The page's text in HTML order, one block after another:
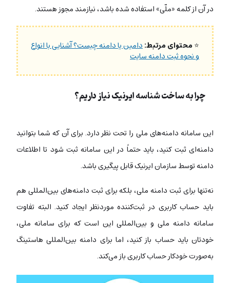
در آن از کلمه «ملّی» استفاده شده باشد، نیازمند مجوز هستند.
⭐محتوای مرتبط:دامین یا دامنه چیست؟ آشنایی با انواع
و نحوه ثبت دامنه سایت
چرا به ساخت شناسه ایرنیک نیاز داریم؟
این سامانه دامنه‌های ملی را تحت نظر دارد. برای آن که شما بتوانید
دامنه‌ای ثبت کنید، باید حتماً در این سامانه ثبت شود تا اطلاعات
دامنه توسط سازمان ایرنیک قابل پیگیری باشد.
نه‌تنها برای ثبت دامنه ملی، بلکه برای ثبت دامنه‌های بین‌المللی هم
باید حساب کاربری در ثبت‌کننده موردنظر ایجاد کنید. البته تفاوت
سامانه دامنه ملی و بین‌المللی این است که برای سامانه ملی،
خودتان باید حساب باز کنید، اما برای دامنه بین‌المللی هاستینگ
به‌صورت خودکار حساب کاربری باز می‌کند.